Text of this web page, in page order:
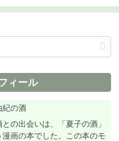
ィール
紀の酒
との出会いは、「夏子の酒」
漫画の本でした。この本のモ